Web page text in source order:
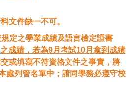
文件缺一不可。
定之學業成績及語言檢定證書
之成績，若為9月考試10月拿到成績
或填寫不符資格文件之事實，將
處列管名單中；請同學務必遵守校